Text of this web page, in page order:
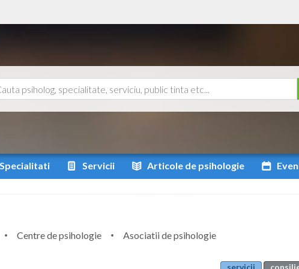
Specialitati Servicii Articole de psihologie
Centre de psihologie
Asociatii de psihologie
servicii